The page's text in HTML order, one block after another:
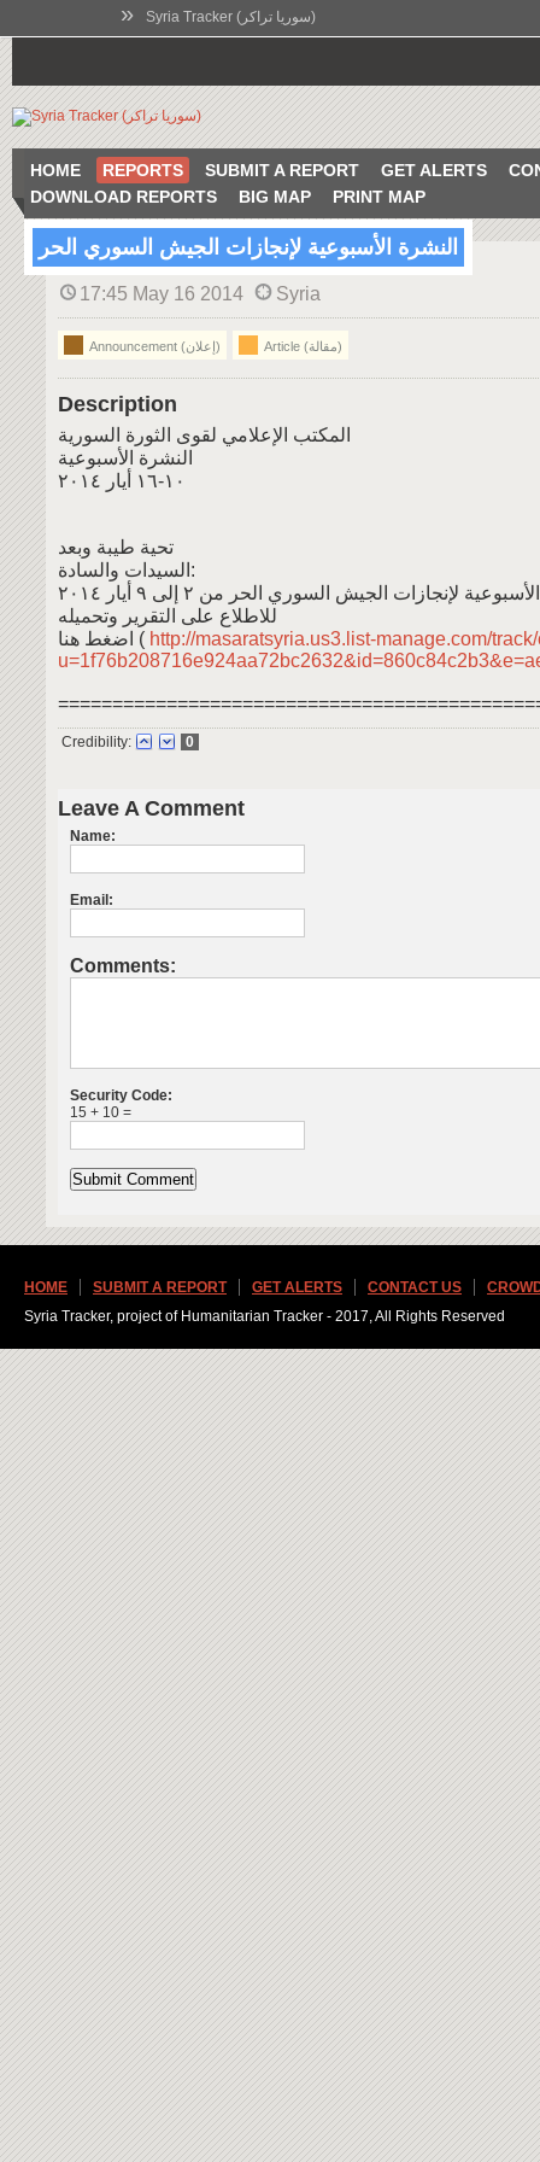
» Syria Tracker (سوريا تراكر)
HOME REPORTS SUBMIT A REPORT GET ALERTS
DOWNLOAD REPORTS
BIG MAP PRINT MAP
النشرة الأسبوعية لإنجازات الجيش السوري الحر
17:45 May 16 2014 Syria
Announcement (إعلان) Article (مقالة)
Description
المكتب الإعلامي لقوى الثورة السورية
النشرة الأسبوعية
١٠-١٦ أيار ٢٠١٤
تحية طيبة وبعد
السيدات والسادة:
للاطلاع على التقرير وتحميله
اضغط هنا ( http://masaratsyria.us3.list-manage.com/
Credibility: 0
Leave A Comment
Name:
Email:
Comments:
Security Code:
15 + 10 =
HOME SUBMIT A REPORT GET ALERTS CONTACT US
Syria Tracker, project of Humanitarian Tracker - 2017, All Rights Reserved